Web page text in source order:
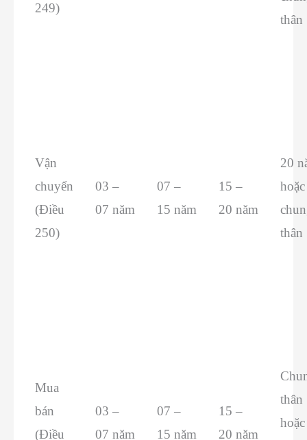
249)
thân
Vận
chuyển
(Điều
250)
03 –
07 năm
07 –
15 năm
15 –
20 năm
20
hoặc
thân
Mua
bán
(Điều
03 –
07 năm
07 –
15 năm
15 –
20 năm
thân
hoặc